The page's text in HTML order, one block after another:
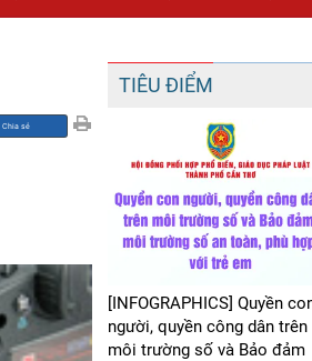
TIÊU ĐIỂM
[INFOGRAPHICS] Quyền
người, quyền công dân trên
môi trường số và Bảo đảm